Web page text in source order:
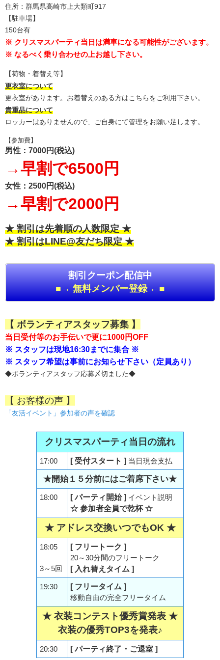
住所：群馬県高崎市上大類町917
【駐車場】
150台有
※ クリスマスパーティ当日は満車になる可能性がございます。
※ なるべく乗り合わせの上お越し下さい。
【荷物・着替え等】
更衣室について
更衣室があります。お着替えのある方はこちらをご利用下さい。
貴重品について
ロッカーはありませんので、ご自身にて管理をお願い足します。
【参加費】
男性：7000円(税込)
→早割で6500円
女性：2500円(税込)
→早割で2000円
★ 割引は先着順の人数限定 ★
★ 割引はLINE@友だち限定 ★
割引クーポン配信中
■→ 無料メンバー登録 ←■
【 ボランティアスタッフ募集 】
当日受付等のお手伝いで更に1000円OFF
※ スタッフは現地16:30までに集合 ※
※ スタッフ希望は事前にお知らせ下さい（定員あり）
◆ボランティアスタッフ応募〆切ました◆
【 お客様の声 】
「友活イベント」参加者の声を確認
クリスマスパーティ当日の流れ
17:00 [ 受付スタート ] 当日現金支払
★開始１５分前にはご着席下さい★
18:00 [ パーティ開始 ] イベント説明
☆ 参加者全員で乾杯 ☆
★ アドレス交換いつでもOK ★
18:05
3～5回
[ フリートーク ]
20～30分間のフリートーク
[ 入れ替えタイム ]
19:30
[ フリータイム ]
移動自由の完全フリータイム
★ 衣装コンテスト優秀賞発表 ★
衣装の優秀TOP3を発表♪
20:30 [ パーティ終了・ご退室 ]